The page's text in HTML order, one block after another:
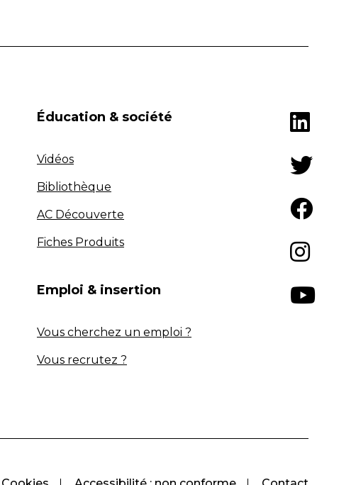
Éducation & société
Vidéos
Bibliothèque
AC Découverte
Fiches Produits
Emploi & insertion
Vous cherchez un emploi ?
Vous recrutez ?